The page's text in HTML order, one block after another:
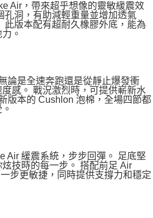
Air，帶來超乎想像的靈敏緩震效
孔洞，有助減輕重量並增加透氣
此版本配有超耐久橡膠外底，能為
。
論是全速奔跑還是從靜止爆發衝
感。 戰況激烈時，可提供嶄新水
版本的 Cushlon 泡棉，全場四節都
Air 緩震系統，步步回彈。 足底堅
技時的每一步。 搭配前足 Air
步更敏捷，同時提供支撐力和穩定